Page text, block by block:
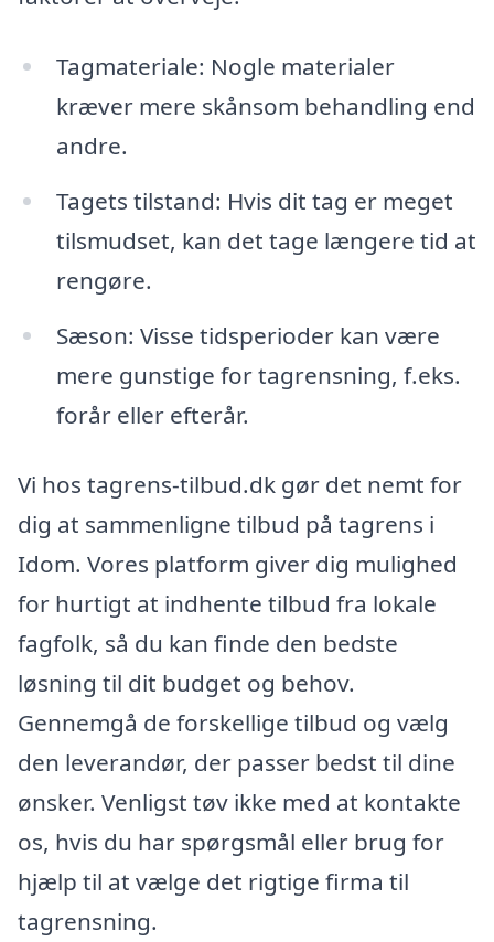
Tagmateriale: Nogle materialer
kræver mere skånsom behandling end
andre.
Tagets tilstand: Hvis dit tag er meget
tilsmudset, kan det tage længere tid at
rengøre.
Sæson: Visse tidsperioder kan være
mere gunstige for tagrensning, f.eks.
forår eller efterår.
Vi hos tagrens-tilbud.dk gør det nemt for
dig at sammenligne tilbud på tagrens i
Idom. Vores platform giver dig mulighed
for hurtigt at indhente tilbud fra lokale
fagfolk, så du kan finde den bedste
løsning til dit budget og behov.
Gennemgå de forskellige tilbud og vælg
den leverandør, der passer bedst til dine
ønsker. Venligst tøv ikke med at kontakte
os, hvis du har spørgsmål eller brug for
hjælp til at vælge det rigtige firma til
tagrensning.